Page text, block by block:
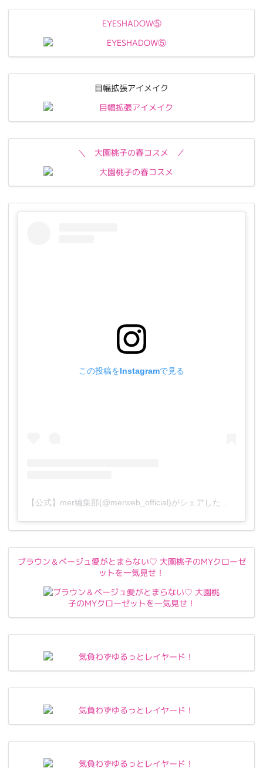
EYESHADOW⑤
目幅拡張アイメイク
＼ 大園桃子の春コスメ ／
この投稿をInstagramで見る
ブラウン＆ベージュ愛がとまらない♡ 大園桃子のMYクローゼ
ットを一気見せ！